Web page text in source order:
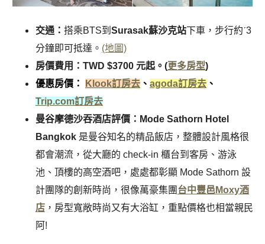
交通： 搭乘BTS到 Surasak蘇沙克站下車，步行約ˊ3
分鐘即可抵達。 (地圖)
房價費用：TWD $3700 元起。(更多房型)
優惠房價：
Klook訂房去 、 agoda訂房去 、
Trip.com訂房去
曼谷摩德沙吞酒店評價：Mode Sathorn Hotel
Bangkok 是曼谷知名的精品飯店，整體設計風格很
都會潮流，從大廳的 check-in 櫃台到客房、游泳
池、頂樓的高空酒吧，處處都彰顯 Mode Sathorn 設
計團隊的創新時尚，很像萬豪集團 台中豐邑Moxy酒
店 ，房型寬敞時尚又有大浴缸，重點價格也相當親民
阿!